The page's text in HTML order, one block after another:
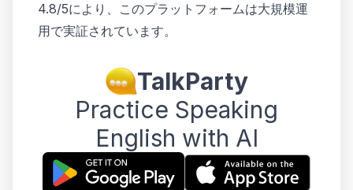
4.8/5により、このプラットフォームは大規模運
用で実証されています。
TalkParty
Practice Speaking
English with AI